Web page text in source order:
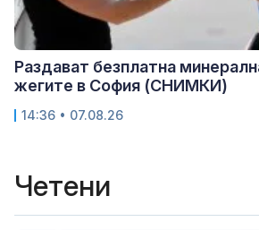
Раздават безплатна
жегите в София (СНИМКИ)
14:36 • 07.08.26
Четени